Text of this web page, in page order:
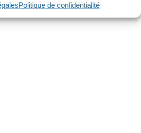
Politique de confidentialité